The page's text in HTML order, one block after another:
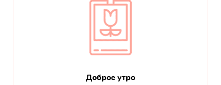
Доброе утро